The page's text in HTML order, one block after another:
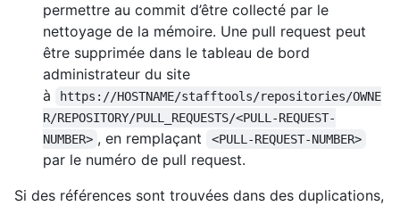
permettre au commit d’être collecté par le
nettoyage de la mémoire. Une pull request peut
être supprimée dans le tableau de bord
administrateur du site
à
https://HOSTNAME/stafftools/repositories/OWNE
R/REPOSITORY/PULL_REQUESTS/<PULL-REQUEST-
NUMBER> , en remplaçant <PULL-REQUEST-NUMBER>
par le numéro de pull request.
Si des références sont trouvées dans des duplications,